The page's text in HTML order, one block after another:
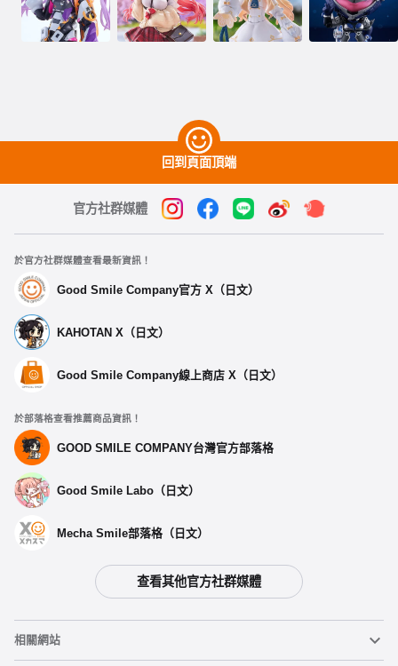
回到頁面頂端
官方社群媒體
於官方社群媒體查看最新資訊！
Good Smile Company官方 X（日文）
KAHOTAN X（日文）
Good Smile Company線上商店 X（日文）
於部落格查看推薦商品資訊！
GOOD SMILE COMPANY台灣官方部落格
Good Smile Labo（日文）
Mecha Smile部落格（日文）
查看其他官方社群媒體
相關網站